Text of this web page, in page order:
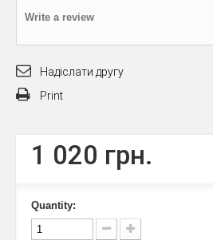
Write a review
Надіслати другу
Print
1 020 грн.
Quantity: